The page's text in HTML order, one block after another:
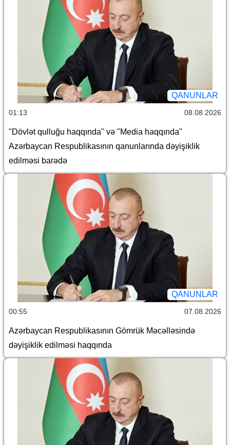
QANUNLAR
01:13 08.08.2026
"Dövlət qulluğu haqqında" və "Media haqqında"
Azərbaycan Respublikasının qanunlarında dəyişiklik
edilməsi barədə
QANUNLAR
00:55 07.08.2026
Azərbaycan Respublikasının Gömrük Məcəlləsində
dəyişiklik edilməsi haqqında